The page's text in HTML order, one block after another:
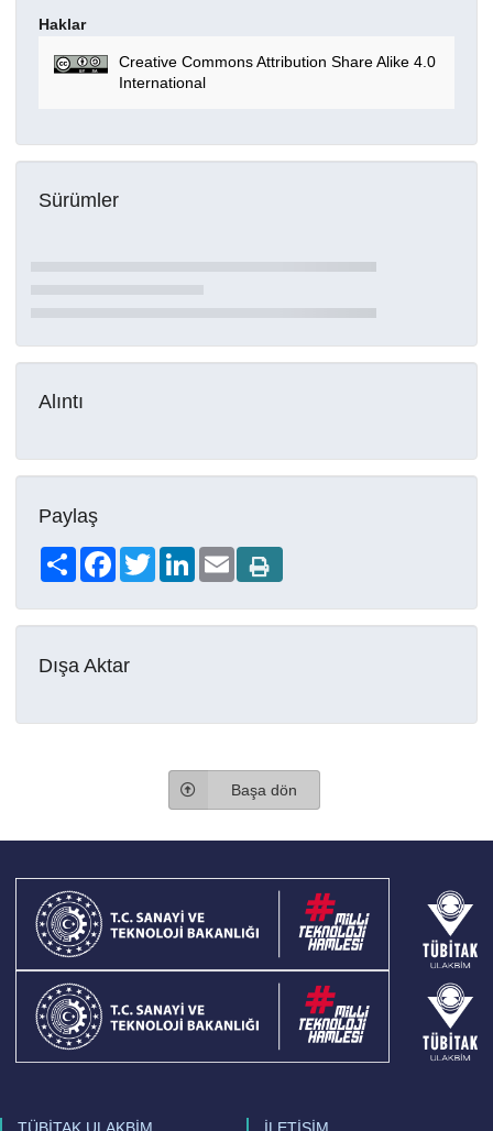
Haklar
Creative Commons Attribution Share Alike 4.0
International
Sürümler
Alıntı
Paylaş
Share FacebookTwitterLinkedIn
Email
Dışa Aktar
Başa dön